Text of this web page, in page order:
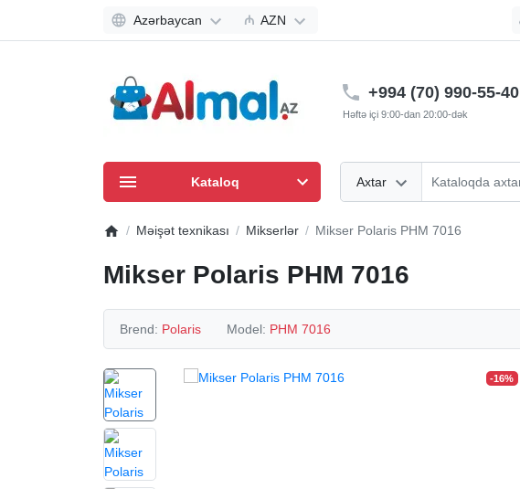
Azərbaycan ₼ AZN
+994 (70) 990-55-40
Həftə içi 9:00-dan 20:00-dək
Axtar
Kataloq
Məişət texnikası Mikserlər Mikser Polaris PHM 7016
Mikser Polaris PHM 7016
Brend: Polaris Model: PHM 7016
-16%